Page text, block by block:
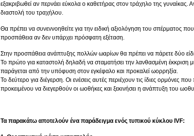
εξακριβωθεί αν περνάει εύκολα ο καθετήρας στον τράχηλο της γυναίκας. Αν
διαστολή του τραχήλου.
Θα πρέπει να συνεννοηθείτε για την ειδική αξιολόγηση του σπέρματος
προσπάθεια αν δεν υπάρχει πρόσφατη εξέταση.
Στην προσπάθεια ανάπτυξης πολλών ωαρίων θα πρέπει να πάρετε δύο
Το πρώτο για καταστολή δηλαδή να σταματήσει την λανθασμένη έκκριση
παράγεται από την υπόφυση στον εγκέφαλο και προκαλεί ωορρηξία.
Το δεύτερο για διέγερση. Οι ενέσεις αυτές περιέχουν τις ίδιες ορμόνες
προκειμένου να διεγερθούν οι ωοθήκες και ξεκινήσει η ανάπτυξη του
Τα παρακάτω αποτελούν ένα παράδειγμα ενός τυπικού κύκλου IVF: